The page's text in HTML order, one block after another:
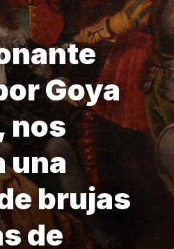
Goya
nos
una
brujas
de